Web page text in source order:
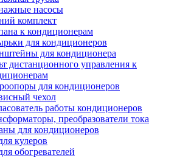
насосы
комплект
к кондиционерам
для кондиционеров
для кондиционера
дистанционного управления к
для кондиционеров
чехол
работы кондиционеров
преобразователи тока
для кондиционеров
кулеров
обогревателей